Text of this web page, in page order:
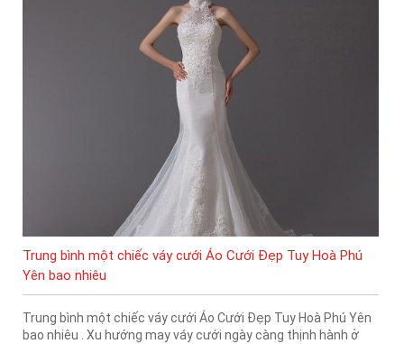
Trung bình một chiếc váy cưới Áo Cưới Đẹp Tuy Hoà Phú
Yên bao nhiêu
Trung bình một chiếc váy cưới Áo Cưới Đẹp Tuy Hoà Phú Yên
bao nhiêu . Xu hướng may váy cưới ngày càng thịnh hành ở